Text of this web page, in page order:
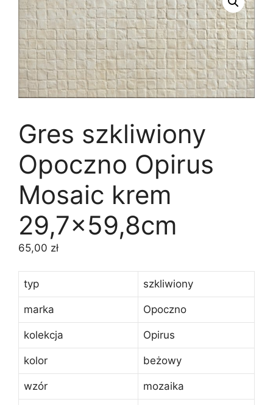
Gres szkliwiony
Opoczno Opirus
Mosaic krem
29,7×59,8cm
65,00 zł
typ szkliwiony
marka Opoczno
kolekcja Opirus
kolor beżowy
wzór mozaika